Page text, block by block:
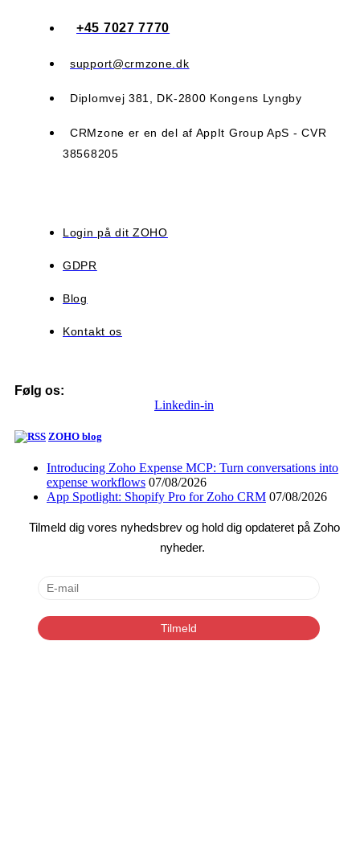
+45 7027 7770
support@crmzone.dk
Diplomvej 381, DK-2800 Kongens Lyngby
CRMzone er en del af AppIt Group ApS - CVR
38568205
Login på dit ZOHO
GDPR
Blog
Kontakt os
Følg os:
Linkedin-in
ZOHO blog
Introducing Zoho Expense MCP: Turn conversations into
expense workflows 07/08/2026
App Spotlight: Shopify Pro for Zoho CRM 07/08/2026
Tilmeld dig vores nyhedsbrev og hold dig opdateret på Zoho
nyheder.